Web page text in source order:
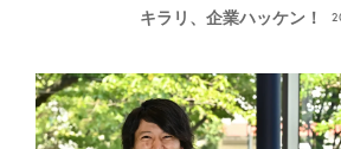
式会社・先端技術総合研
キラリ、企業ハッケン！